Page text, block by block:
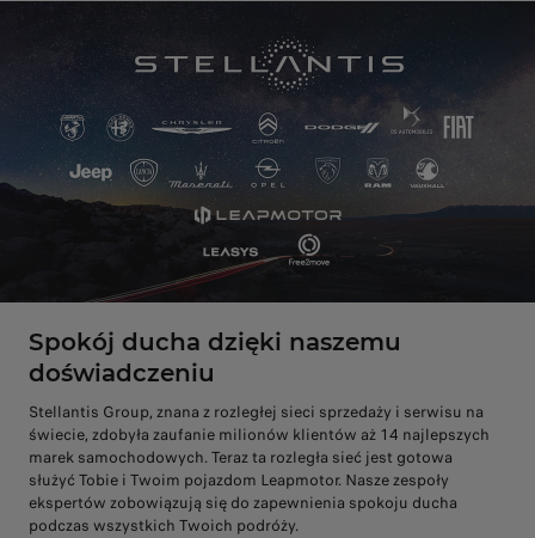
Spokój ducha dzięki naszemu
doświadczeniu
Stellantis Group, znana z rozległej sieci sprzedaży i serwisu na
świecie, zdobyła zaufanie milionów klientów aż 14 najlepszych
marek samochodowych. Teraz ta rozległa sieć jest gotowa
służyć Tobie i Twoim pojazdom Leapmotor. Nasze zespoły
ekspertów zobowiązują się do zapewnienia spokoju ducha
podczas wszystkich Twoich podróży.